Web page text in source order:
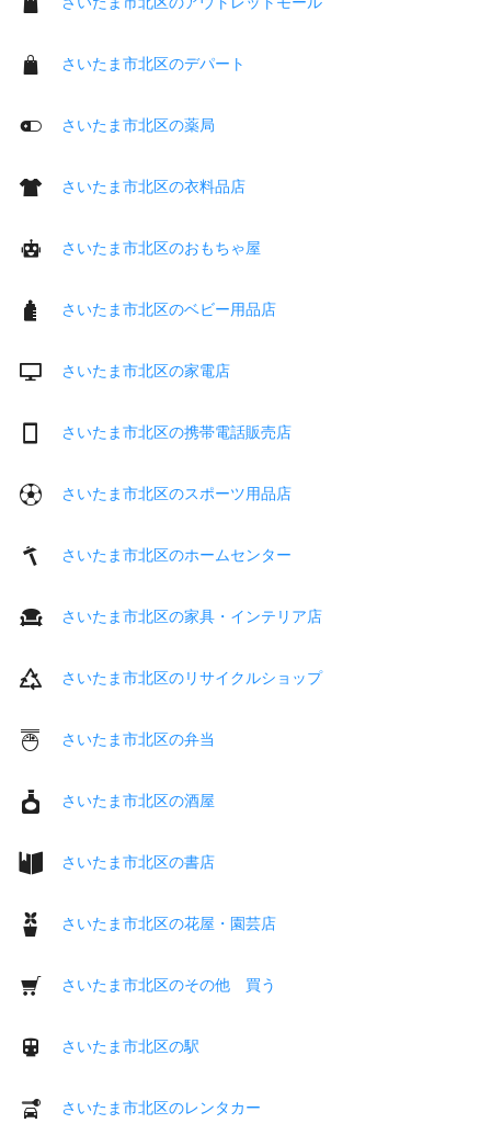
さいたま市北区のデパート
さいたま市北区の薬局
さいたま市北区の衣料品店
さいたま市北区のおもちゃ屋
さいたま市北区のベビー用品店
さいたま市北区の家電店
さいたま市北区の携帯電話販売店
さいたま市北区のスポーツ用品店
さいたま市北区のホームセンター
さいたま市北区の家具・インテリア店
さいたま市北区のリサイクルショップ
さいたま市北区の弁当
さいたま市北区の酒屋
さいたま市北区の書店
さいたま市北区の花屋・園芸店
さいたま市北区のその他 買う
さいたま市北区の駅
さいたま市北区のレンタカー